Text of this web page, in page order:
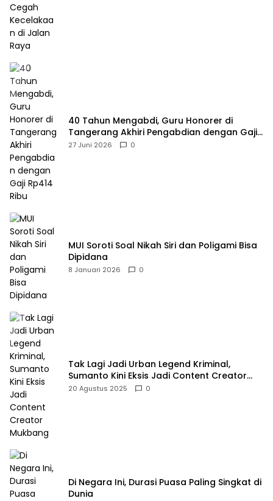
40 Tahun Mengabdi, Guru Honorer di
Tangerang Akhiri Pengabdian dengan Gaji
Rp414 Ribu
27 Juni 2026 0
MUI Soroti Soal Nikah Siri dan Poligami Bisa
Dipidana
8 Januari 2026 0
Tak Lagi Jadi Urban Legend Kriminal,
Sumanto Kini Eksis Jadi Content Creator
Mukbang
20 Agustus 2025 0
Di Negara Ini, Durasi Puasa Paling Singkat di
Dunia